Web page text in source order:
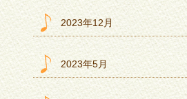
2023年12月
2023年5月